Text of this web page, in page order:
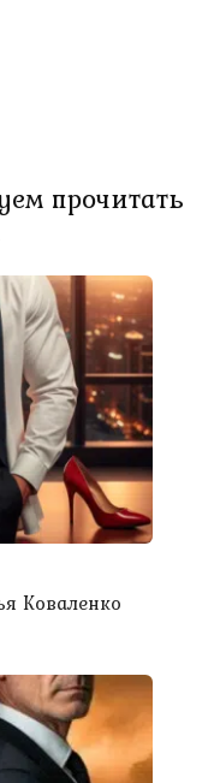
прочитать
Коваленко